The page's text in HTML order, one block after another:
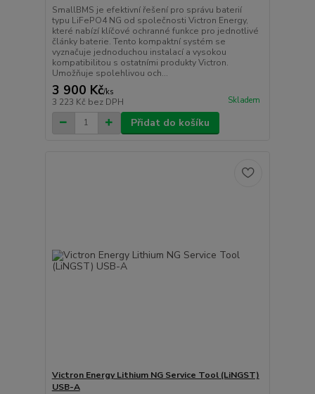
SmallBMS je efektivní řešení pro správu baterií
typu LiFePO4 NG od společnosti Victron Energy,
které nabízí klíčové ochranné funkce pro jednotlivé
články baterie. Tento kompaktní systém se
vyznačuje jednoduchou instalací a vysokou
kompatibilitou s ostatními produkty Victron.
Umožňuje spolehlivou och...
3 900 Kč/ks
3 223 Kč bez DPH Skladem
Přidat do košíku
Victron Energy Lithium NG Service Tool (LiNGST)
USB-A